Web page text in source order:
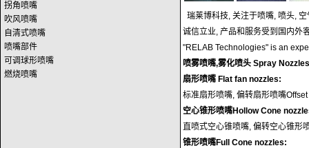
拐角喷嘴
吹风喷嘴
自清式喷嘴
喷嘴部件
可调球形喷嘴
燃烧喷嘴
公司产品不仅立足于国内市场
马来西亚、印度、巴基斯坦、
什么我们的产品备受青睐的原因
我们把每件产品都当成一件艺
检验每件产品是我们责任，我
严格的技术培训，从而为每位
瑞莱博科技, 关注于喷嘴, 喷头,
诚信立业, 产品和服务受到国内外
"RELAB Technologies" is an
喷雾喷嘴,雾化喷头 Spray
扇形喷嘴 Flat fan nozzles:
标准扇形喷嘴, 偏转扇形喷嘴
空心锥形喷嘴Hollow Cone
直喷式空心锥喷嘴, 偏转空心锥形
锥形喷嘴Full Cone nozzles: